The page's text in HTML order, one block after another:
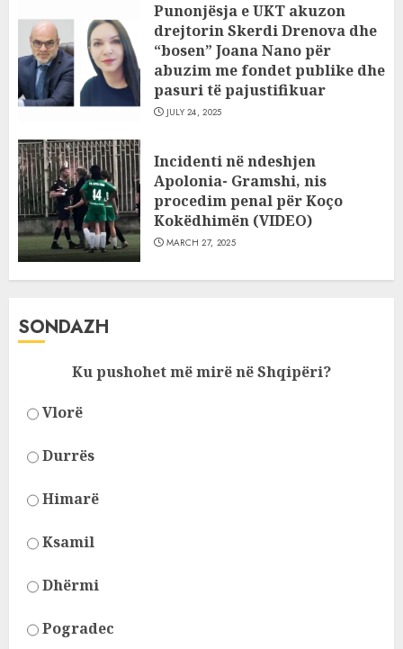
Punonjësja e UKT akuzon
drejtorin Skerdi Drenova dhe
“bosen” Joana Nano për
abuzim me fondet publike dhe
pasuri të pajustifikuar
JULY 24, 2025
Incidenti në ndeshjen
Apolonia- Gramshi, nis
procedim penal për Koço
Kokëdhimën (VIDEO)
MARCH 27, 2025
SONDAZH
Ku pushohet më mirë në Shqipëri?
Vlorë
Durrës
Himarë
Ksamil
Dhërmi
Pogradec